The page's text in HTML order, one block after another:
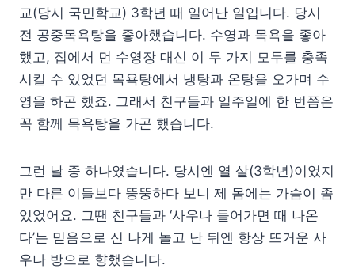
교(당시 국민학교) 3학년 때 일어난 일입니다. 당시
전 공중목욕탕을 좋아했습니다. 수영과 목욕을 좋아
했고, 집에서 먼 수영장 대신 이 두 가지 모두를 충족
시킬 수 있었던 목욕탕에서 냉탕과 온탕을 오가며 수
영을 하곤 했죠. 그래서 친구들과 일주일에 한 번쯤은
꼭 함께 목욕탕을 가곤 했습니다.
그런 날 중 하나였습니다. 당시엔 열 살(3학년)이었지
만 다른 이들보다 뚱뚱하다 보니 제 몸에는 가슴이 좀
있었어요. 그땐 친구들과 ‘사우나 들어가면 때 나온
다’는 믿음으로 신 나게 놀고 난 뒤엔 항상 뜨거운 사
우나 방으로 향했습니다.